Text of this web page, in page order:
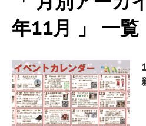
年11月 」 一覧